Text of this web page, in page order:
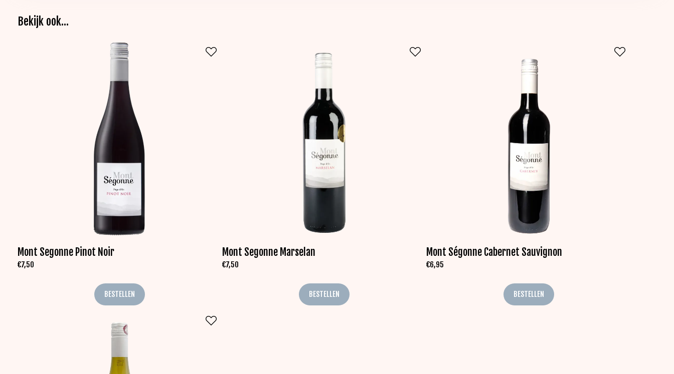
Bekijk ook...
Mont Segonne Pinot Noir
€7,50
BESTELLEN
Mont Segonne Marselan
€7,50
BESTELLEN
Mont Ségonne Cabernet Sauvignon
€6,95
BESTELLEN